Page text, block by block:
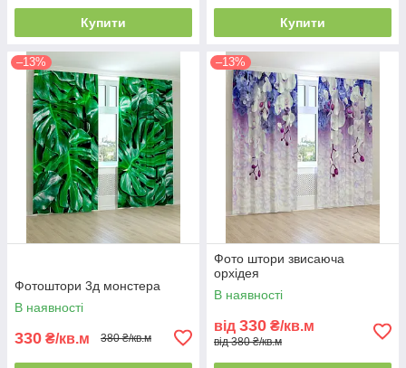
Купити Купити
–13%
Фотоштори 3д монстера
В наявності
330 ₴/кв.м 380 ₴/кв.м
–13%
Фото штори звисаюча
орхідея
В наявності
від 330 ₴/кв.м
від 380 ₴/кв.м